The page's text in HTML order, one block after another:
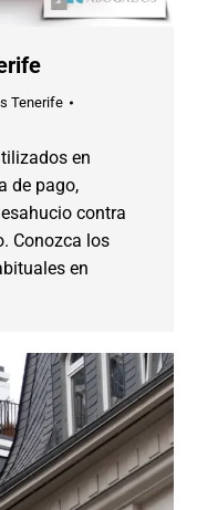
Tenerife
en
de pago,
contra
Conozca los
en